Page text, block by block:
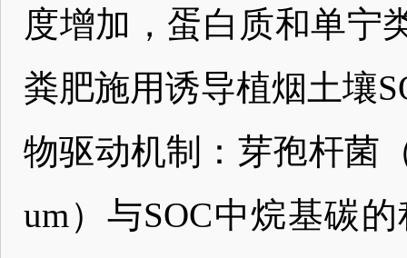
度增加，蛋白质和单宁
粪肥施用诱导植烟土壤
物驱动机制：芽孢杆菌
um）与SOC中烷基碳